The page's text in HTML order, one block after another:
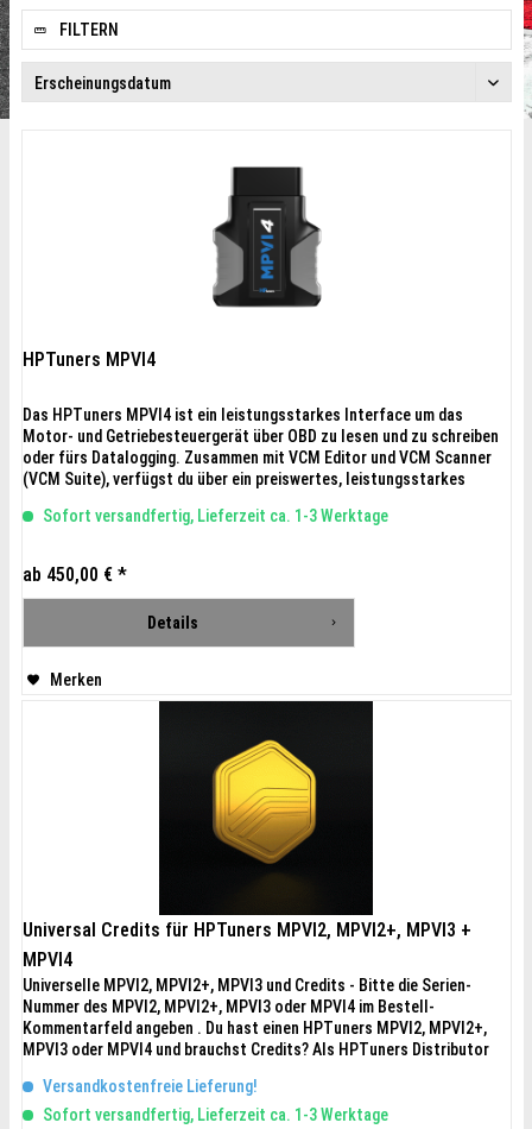
FILTERN
HPTuners MPVI4
Das HPTuners MPVI4 ist ein leistungsstarkes Interface um das
Motor- und Getriebesteuergerät über OBD zu lesen und zu schreiben
oder fürs Datalogging. Zusammen mit VCM Editor und VCM Scanner
(VCM Suite), verfügst du über ein preiswertes, leistungsstarkes
Fahrzeugliste . Tune dein Auto selbst wie die Profis. Mit dem...
Sofort versandfertig, Lieferzeit ca. 1-3 Werktage
ab 450,00 € *
Details
Merken
Universal Credits für HPTuners MPVI2, MPVI2+, MPVI3 +
MPVI4
Universelle MPVI2, MPVI2+, MPVI3 und Credits - Bitte die Serien-
Nummer des MPVI2, MPVI2+, MPVI3 oder MPVI4 im Bestell-
Kommentarfeld angeben . Du hast einen HPTuners MPVI2, MPVI2+,
MPVI3 oder MPVI4 und brauchst Credits? Als HPTuners Distributor
dazugehörigen Credits an. Die Anzahl benötigter Credits ist abhängig
vom...
Versandkostenfreie Lieferung!
Sofort versandfertig, Lieferzeit ca. 1-3 Werktage